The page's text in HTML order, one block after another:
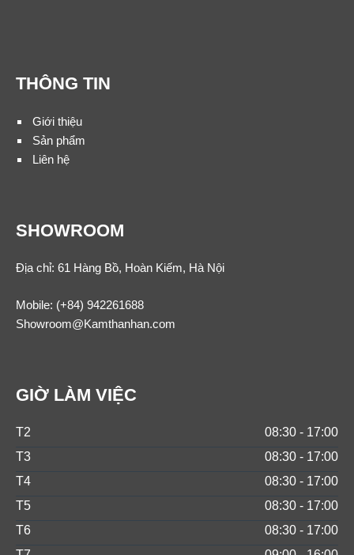
THÔNG TIN
Giới thiệu
Sản phẩm
Liên hệ
SHOWROOM
Địa chỉ: 61 Hàng Bồ, Hoàn Kiếm, Hà Nội
Mobile: (+84) 942261688
Showroom@Kamthanhan.com
GIỜ LÀM VIỆC
T2
08:30 - 17:00
T3
08:30 - 17:00
T4
08:30 - 17:00
T5
08:30 - 17:00
T6
08:30 - 17:00